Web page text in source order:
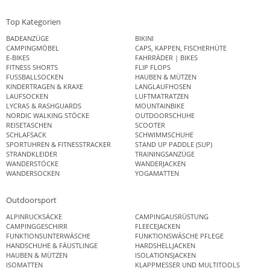
Top Kategorien
BADEANZÜGE
BIKINI
CAMPINGMÖBEL
CAPS, KAPPEN, FISCHERHÜTE
E-BIKES
FAHRRÄDER | BIKES
FITNESS SHORTS
FLIP FLOPS
FUSSBALLSOCKEN
HAUBEN & MÜTZEN
KINDERTRAGEN & KRAXE
LANGLAUFHOSEN
LAUFSOCKEN
LUFTMATRATZEN
LYCRAS & RASHGUARDS
MOUNTAINBIKE
NORDIC WALKING STÖCKE
OUTDOORSCHUHE
REISETASCHEN
SCOOTER
SCHLAFSACK
SCHWIMMSCHUHE
SPORTUHREN & FITNESSTRACKER
STAND UP PADDLE (SUP)
STRANDKLEIDER
TRAININGSANZÜGE
WANDERSTÖCKE
WANDERJACKEN
WANDERSOCKEN
YOGAMATTEN
Outdoorsport
ALPINRUCKSÄCKE
CAMPINGAUSRÜSTUNG
CAMPINGGESCHIRR
FLEECEJACKEN
FUNKTIONSUNTERWÄSCHE
FUNKTIONSWÄSCHE PFLEGE
HANDSCHUHE & FÄUSTLINGE
HARDSHELLJACKEN
HAUBEN & MÜTZEN
ISOLATIONSJACKEN
ISOMATTEN
KLAPPMESSER UND MULTITOOLS